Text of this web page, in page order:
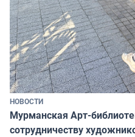
НОВОСТИ
Мурманская Арт-
сотрудничеству